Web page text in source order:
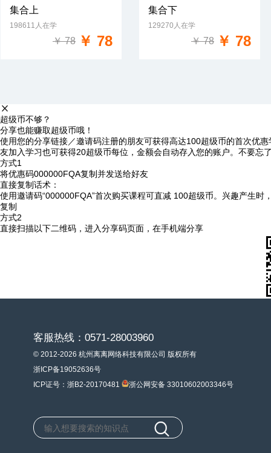
免费试学
集合上
198611人在学
￥ 78 ￥ 78
免费试学
集合下
129270人在学
￥ 78 ￥ 78
超级币不够？
分享也能赚取超级币哦！
使用您的分享链接／邀请码注册的朋友可获得高达100超级币的首次优
友加入学习也可获得20超级币每位，金额会自动存入您的账户。不要忘
方式1
将优惠码000000FQA复制并发送给好友
直接复制话术：
使用邀请码“000000FQA”首次购买课程可直减 100超级币。兴趣产生时
复制
方式2
直接扫描以下二维码，进入分享码页面，在手机端分享
客服热线：0571-28003960
© 2012-2026 杭州离离网络科技有限公司 版权所有
浙ICP备19052636号
ICP证号：浙B2-20170481
浙公网安备 33010602003346号